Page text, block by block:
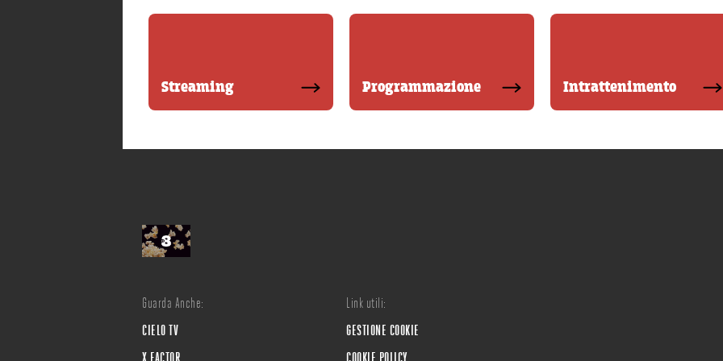
Streaming Programmazione Intrattenimento
Guarda Anche:
CIELO TV
X FACTOR
Link utili:
GESTIONE COOKIE
COOKIE POLICY